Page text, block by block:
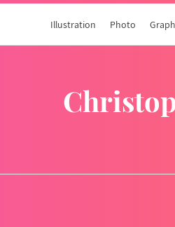
Illustration Photo